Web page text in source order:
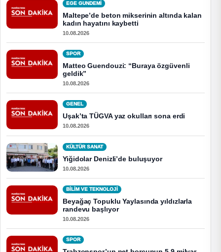
EGE GUNDEMİ
Maltepe’de beton mikserinin altında kalan
kadın hayatını kaybetti
10.08.2026
SPOR
Matteo Guendouzi: “Buraya özgüvenli
geldik”
10.08.2026
GENEL
Uşak’ta TÜGVA yaz okulları sona erdi
10.08.2026
KÜLTÜR SANAT
Yiğidolar Denizli’de buluşuyor
10.08.2026
BİLİM VE TEKNOLOJİ
Beyağaç Topuklu Yaylasında yıldızlarla
randevu başlıyor
10.08.2026
SPOR